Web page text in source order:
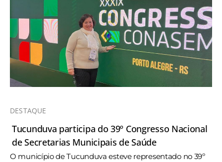
DESTAQUE
Tucunduva participa do 39º Congresso Nacional
de Secretarias Municipais de Saúde
O município de Tucunduva esteve representado no 39º